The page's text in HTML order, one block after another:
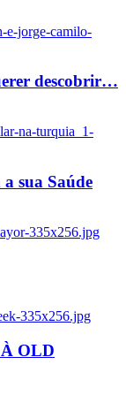
e-jorge-camilo-
descobrir…
na-turquia_1-
sua Saúde
335x256.jpg
335x256.jpg
OLD